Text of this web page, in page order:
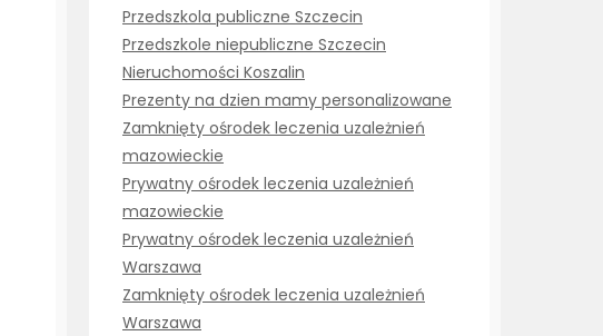
Przedszkola publiczne Szczecin
Przedszkole niepubliczne Szczecin
Nieruchomości Koszalin
Prezenty na dzien mamy personalizowane
Zamknięty ośrodek leczenia uzależnień
mazowieckie
Prywatny ośrodek leczenia uzależnień
mazowieckie
Prywatny ośrodek leczenia uzależnień
Warszawa
Zamknięty ośrodek leczenia uzależnień
Warszawa